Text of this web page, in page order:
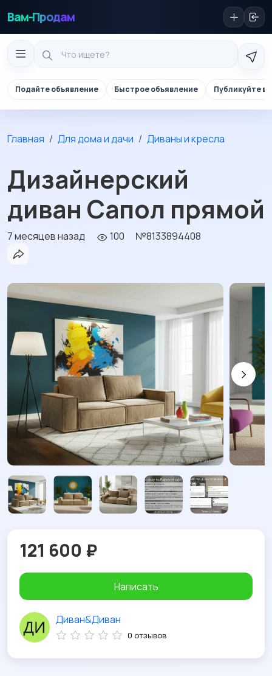
Вам-Продам
Подайте объявление Быстрое объявление Публикуйте в
Главная Для дома и дачи Диваны и кресла
Дизайнерский
диван Сапол прямой
7 месяцев назад 100 №8133894408
121 600 ₽
Написать
Диван&Диван
0 отзывов